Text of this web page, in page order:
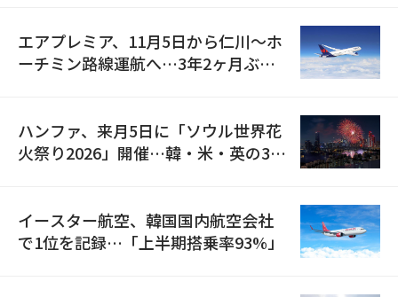
エアプレミア、11月5日から仁川〜ホ
ーチミン路線運航へ…3年2ヶ月ぶり
ハンファ、来月5日に「ソウル世界花
火祭り2026」開催…韓・米・英の3カ
イースター航空、韓国国内航空会社
で1位を記録…「上半期搭乗率93%」